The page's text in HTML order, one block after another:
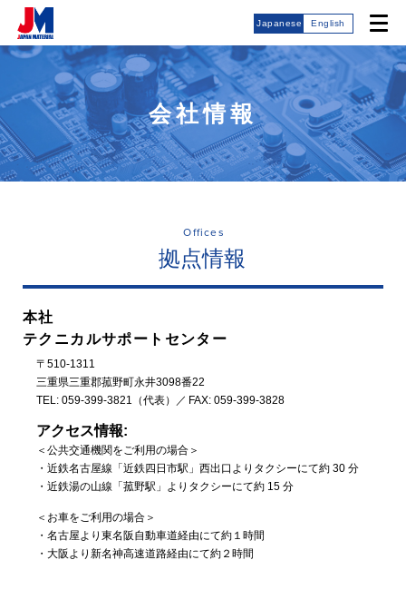
Japanese English
会社情報
Offices
拠点情報
本社
テクニカルサポートセンター
〒510-1311
三重県三重郡菰野町永井3098番22
TEL: 059-399-3821 （代表）／ FAX: 059-399-3828
アクセス情報:
＜公共交通機関をご利用の場合＞
・近鉄名古屋線「近鉄四日市駅」西出口よりタクシーにて約 30 分
・近鉄湯の山線「菰野駅」よりタクシーにて約 15 分
＜お車をご利用の場合＞
・名古屋より東名阪自動車道経由にて約１時間
・大阪より新名神高速道路経由にて約２時間